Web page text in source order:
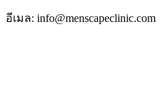
อีเมล: info@menscapeclinic.com